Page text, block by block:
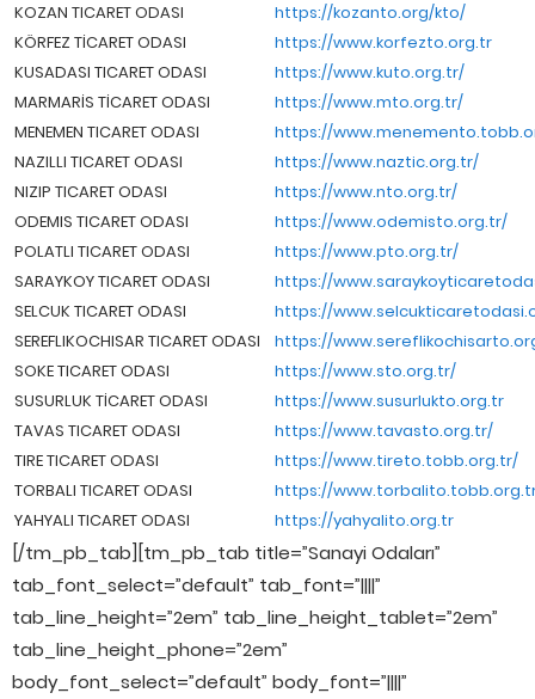
KOZAN TICARET ODASI
https://kozanto.org/kto/
KÖRFEZ TİCARET ODASI
https://www.korfezto.org.tr
KUSADASI TICARET ODASI
https://www.kuto.org.tr/
MARMARİS TİCARET ODASI
https://www.mto.org.tr/
MENEMEN TICARET ODASI
https://
NAZILLI TICARET ODASI
https://www.naztic.org.tr/
NIZIP TICARET ODASI
https://www.nto.org.tr/
ODEMIS TICARET ODASI
https://www.odemisto.org.tr/
POLATLI TICARET ODASI
https://www.pto.org.tr/
SARAYKOY TICARET ODASI
https://
SELCUK TICARET ODASI
https://
SEREFLIKOCHISAR TICARET ODASI
https://
SOKE TICARET ODASI
https://www.sto.org.tr/
SUSURLUK TİCARET ODASI
https://www.susurlukto.org.tr
TAVAS TICARET ODASI
https://www.tavasto.org.tr/
TIRE TICARET ODASI
https://www.tireto.tobb.org.tr/
TORBALI TICARET ODASI
https://
YAHYALI TICARET ODASI
https://yahyalito.org.tr
[/tm_pb_tab][tm_pb_tab title=”Sanayi Odaları”
tab_font_select=”default” tab_font=”||||”
tab_line_height=”2em” tab_line_height_tablet=”2em”
tab_line_height_phone=”2em”
body_font_select=”default” body_font=”||||”